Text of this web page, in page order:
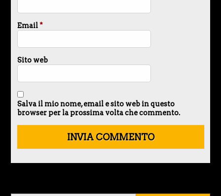
Email*
Sito web
Salva il mio nome, email e sito web in questo
browser per la prossima volta che commento.